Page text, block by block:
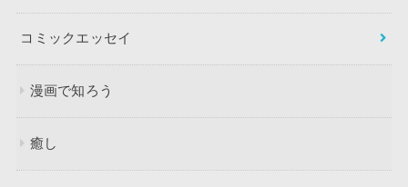
コミックエッセイ
漫画で知ろう
癒し